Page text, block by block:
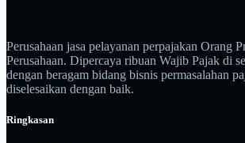
Perusahaan jasa pelayanan perpajakan Orang
Perusahaan. Dipercaya ribuan Wajib Pajak di
dengan beragam bidang bisnis permasalahan
diselesaikan dengan baik.
Ringkasan